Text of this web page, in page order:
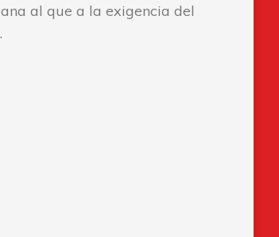
al que a la exigencia del